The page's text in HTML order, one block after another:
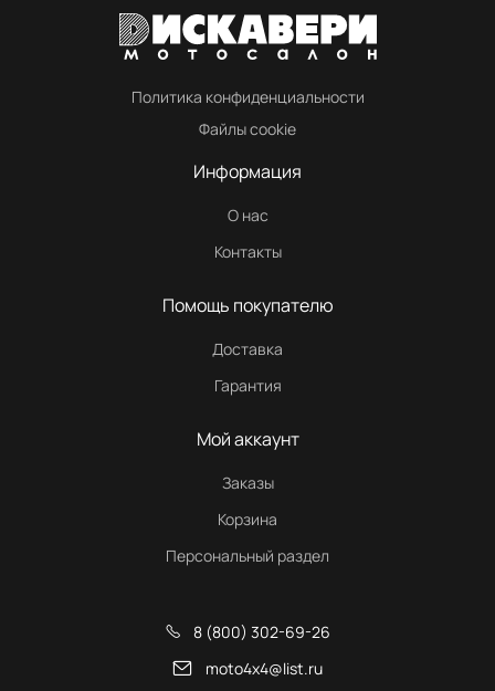
Политика конфиденциальности
Файлы cookie
Информация
О нас
Контакты
Помощь покупателю
Доставка
Гарантия
Мой аккаунт
Заказы
Корзина
Персональный раздел
8 (800) 302-69-26
moto4x4@list.ru